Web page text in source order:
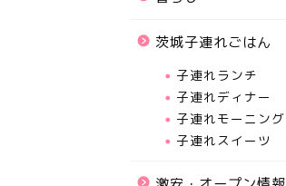
茨城子連れごはん
子連れランチ
子連れディナー
子連れモーニング
子連れスイーツ